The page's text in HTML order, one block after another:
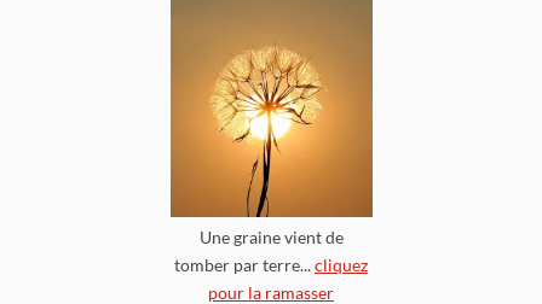
Une graine vient de
tomber par terre...cliquez
pour la ramasser